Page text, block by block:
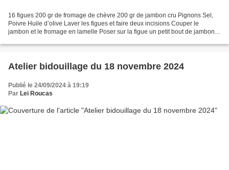
16 figues 200 gr de fromage de chèvre 200 gr de jambon cru Pignons Sel,
Poivre Huile d’olive Laver les figues et faire deux incisions Couper le
jambon et le fromage en lamelle Poser sur la figue un petit bout de jambon,
Atelier bidouillage du 18 novembre 2024
Publié le 24/09/2024 à 19:19
Par Lei Roucas